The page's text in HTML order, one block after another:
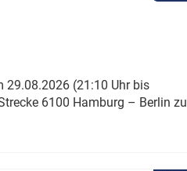
29.08.2026 (21:10 Uhr bis
6100 Hamburg – Berlin zu